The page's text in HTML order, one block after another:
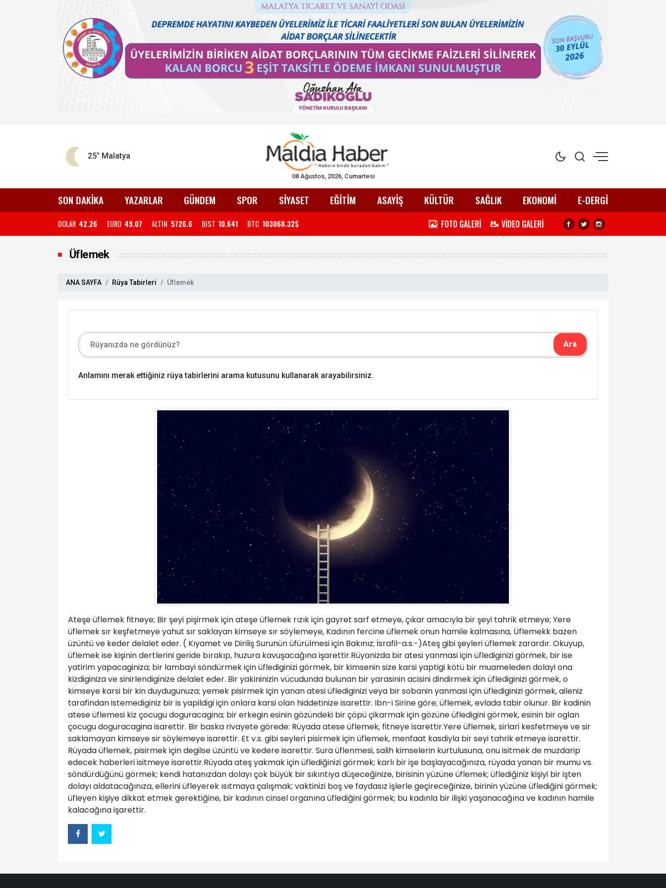
25° Malatya
08 Ağustos, 2026, Cumartesi
SON DAKİKA YAZARLAR GÜNDEM SPOR SİYASET EĞİTİM ASAYİŞ KÜLTÜR SAĞLIK EKONOMİ E-DERGİ
DOLAR 42.26 EURO 49.07 ALTIN 5726.6 BIST 10.641 BTC 103068.32$ FOTO GALERİ VİDEO GALERİ
Üflemek
ANA SAYFA Rüya Tabirleri Üflemek
Anlamını merak ettiğiniz rüya tabirlerini arama kutusunu kullanarak arayabilirsiniz.
Ateşe üflemek fitneye; Bir şeyi pişirmek için ateşe üflemek rızık için gayret sarf etmeye, çıkar amacıyla bir şeyi tahrik etmeye; Yere
üflemek sır keşfetmeye yahut sır saklayan kimseye sır söylemeye, Kadının fercine üflemek onun hamile kalmasına, Üflemekk bazen
üzüntü ve keder delalet eder. ( Kıyamet ve Diriliş Surunün üfürülmesi için Bakınız; İsrafil-a.s.-)Ateş gibi şeyleri üflemek zarardır. Okuyup,
üflemek ise kişinin dertlerini geride bırakıp, huzura kavuşacağına işarettir.Rüyanizda bir atesi yanmasi için üflediginizi görmek, bir ise
yatirim yapacaginiza; bir lambayi söndürmek için üflediginizi görmek, bir kimsenin size karsi yaptigi kötü bir muameleden dolayi ona
kizdiginiza ve sinirlendiginize delalet eder. Bir yakininizin vücudunda bulunan bir yarasinin acisini dindirmek için üflediginizi görmek, o
kimseye karsi bir kin duydugunuza; yemek pisirmek için yanan atesi üflediginizi veya bir sobanin yanmasi için üflediginizi görmek, aileniz
tarafindan istemediginiz bir is yapildigi için onlara karsi olan hiddetinize isarettir. Ibn-i Sirine göre; üflemek, evlada tabir olunur. Bir kadinin
atese üflemesi kiz çocugu doguracagina; bir erkegin esinin gözündeki bir çöpü çikarmak için gözüne üfledigini görmek, esinin bir oglan
çocugu doguracagina isarettir. Bir baska rivayete görede: Rüyada atese üflemek, fitneye isarettir.Yere üflemek, sirlari kesfetmeye ve sir
saklamayan kimseye sir söylemeye isarettir. Et v.s. gibi seyleri pisirmek için üflemek, menfaat kasdiyla bir seyi tahrik etmeye isarettir.
Rüyada üflemek, pisirmek için degilse üzüntü ve kedere isarettir. Sura üflenmesi, salih kimselerin kurtulusuna, onu isitmek de muzdarip
edecek haberleri isitmeye isarettir.Rüyada ateş yakmak için üflediğinizi görmek; karlı bir işe başlayacağınıza, rüyada yanan bir mumu vs.
söndürdüğünü görmek; kendi hatanızdan dolayı çok büyük bir sıkıntıya düşeceğinize, birisinin yüzüne üflemek; üflediğiniz kişiyi bir işten
dolayı aldatacağınıza, ellerini üfleyerek ısıtmaya çalışmak; vaktinizi boş ve faydasız işlerle geçireceğinize, birinin yüzüne üflediğini görmek;
üfleyen kişiye dikkat etmek gerektiğine, bir kadının cinsel organına üflediğini görmek; bu kadınla bir ilişki yaşanacağına ve kadının hamile
kalacağına işarettir.